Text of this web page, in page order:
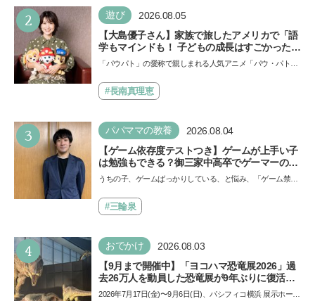
い…
2 遊び 2026.08.05
【大島優子さん】家族で旅したアメリカで「語
学もマインドも！ 子どもの成長はすごかった」
声優をつとめた映画『パウ・パトロール ザ・ダ
イノ・ムービー』ではあきらめなければ何でも
できると子どもに知ってほしい
「パウパト」の愛称で親しまれる人気アニメ「パウ・パトロ
ザ…#長南真理恵
3 パパママの教養 2026.08.04
【ゲーム依存度テストつき】ゲームが上手い子
は勉強もできる？御三家中高卒でゲーマーの医
師・阿部智史さんが教えるゲームしながら受験
で勝つためのメソッド
うちの子、ゲームばっかりしている、と悩み、「ゲーム禁
も…#三輪泉
4 おでかけ 2026.08.03
【9月まで開催中】「ヨコハマ恐竜展2026」過
去26万人を動員した恐竜展が9年ぶりに復活！
夏休みのおでかけで楽しむポイントを完全ガイ
2026年7月17日(金)〜9月6日(日)、パシフィコ横浜 展示ホール